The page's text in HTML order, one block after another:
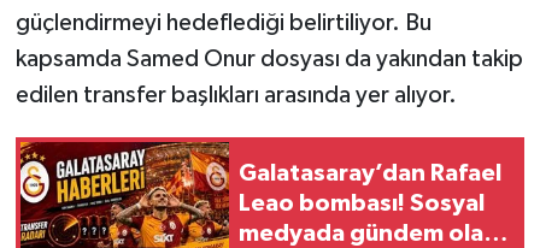
güçlendirmeyi hedeflediği belirtiliyor. Bu
kapsamda Samed Onur dosyası da yakından takip
edilen transfer başlıkları arasında yer alıyor.
Galatasaray’dan Rafael
Leao bombası! Sosyal
medyada gündem olan